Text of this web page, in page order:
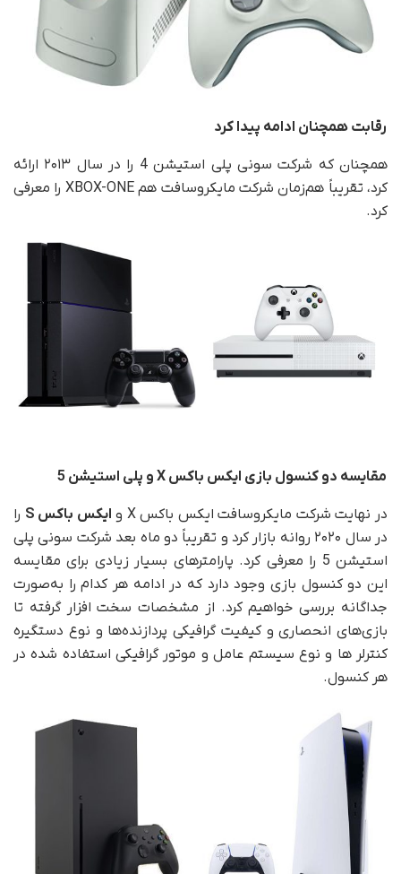
رقابت همچنان ادامه پیدا کرد
همچنان که شرکت سونی پلی استیشن 4 را در سال ۲۰۱۳ ارائه
کرد، تقریباً هم‌زمان شرکت مایکروسافت هم XBOX-ONE را معرفی
کرد.
مقایسه دو کنسول بازی ایکس باکس X و پلی استیشن 5
در نهایت شرکت مایکروسافت ایکس باکس X و ایکس باکس S
را
در سال ۲۰۲۰ روانه بازار کرد و تقریباً دو ماه بعد شرکت سونی پلی
استیشن 5 را معرفی کرد. پارامترهای بسیار زیادی برای مقایسه
این دو کنسول بازی وجود دارد که در ادامه هر کدام را به‌صورت
جداگانه بررسی خواهیم کرد. از مشخصات سخت افزار گرفته تا
بازی‌های انحصاری و کیفیت گرافیکی پردازنده‌ها و نوع دستگیره
کنترلر ها و نوع سیستم عامل و موتور گرافیکی استفاده شده در
هر کنسول.